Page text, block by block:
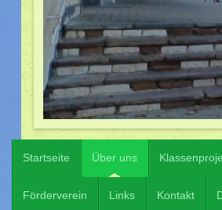
Startseite Über uns
Förderverein Links Kontakt